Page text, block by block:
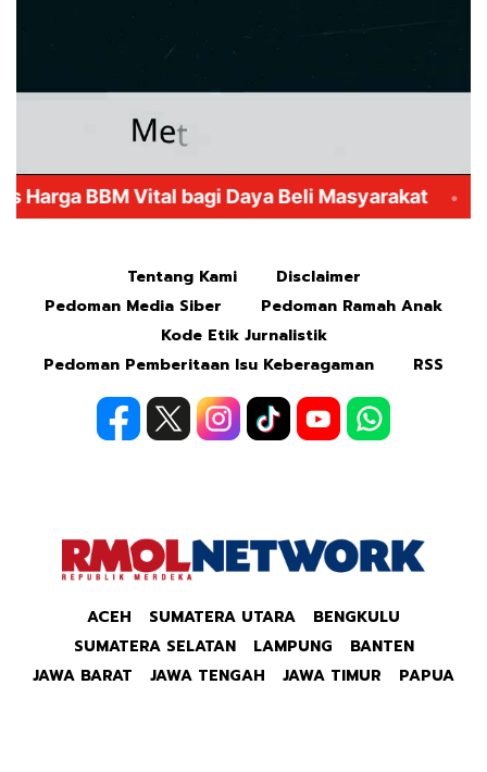
Tentang Kami
Disclaimer
Pedoman Media Siber
Pedoman Ramah Anak
Kode Etik Jurnalistik
Pedoman Pemberitaan Isu Keberagaman
RSS
ACEH SUMATERA UTARA
BENGKULU
SUMATERA SELATAN
LAMPUNG
BANTEN
JAWA BARAT
JAWA TENGAH JAWA TIMUR PAPUA